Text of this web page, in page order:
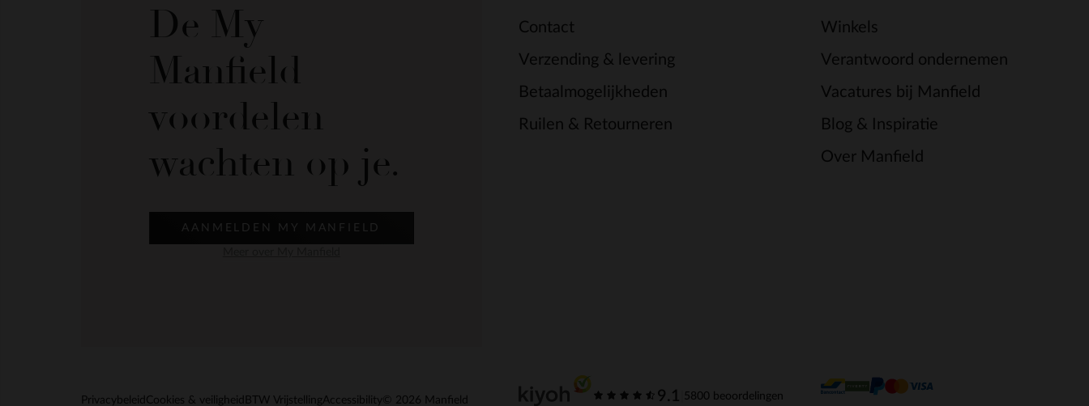
De My
Manfield
voordelen
wachten op je.
AANMELDEN MY MANFIELD
Contact
Verzending & levering
Betaalmogelijkheden
Ruilen & Retourneren
Winkels
Verantwoord ondernemen
Vacatures bij Manfield
Blog & Inspiratie
Over Manfield
9.1 5800 beoordelingen
Privacybeleid Cookies & veiligheid BTW VrijstellingAccessibility © 2026 Manfield